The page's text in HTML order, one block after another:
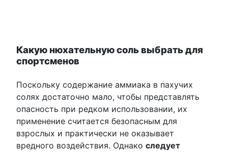
Какую нюхательную соль выбрать для
спортсменов
Поскольку содержание аммиака в пахучих
солях достаточно мало, чтобы представлять
опасность при редком использовании, их
применение считается безопасным для
взрослых и практически не оказывает
вредного воздействия. Однако следует